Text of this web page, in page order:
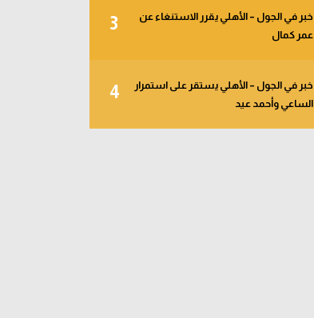
3
خبر في الجول – الأهلي يقرر الاستنغاء عن
عمر كمال
4
خبر في الجول – الأهلي يستقر على استمرار
الساعي وأحمد عيد